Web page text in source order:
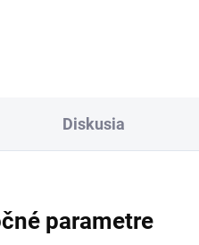
Diskusia
parametre